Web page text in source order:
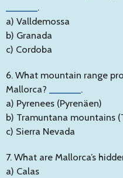
.
a) Valldemossa
b) Granada
c) Cordoba
6. What mountain range
Mallorca?
.
a) Pyrenees (Pyrenäen)
b) Tramuntana mountains
c) Sierra Nevada
7. What are Mallorca’s
a) Calas